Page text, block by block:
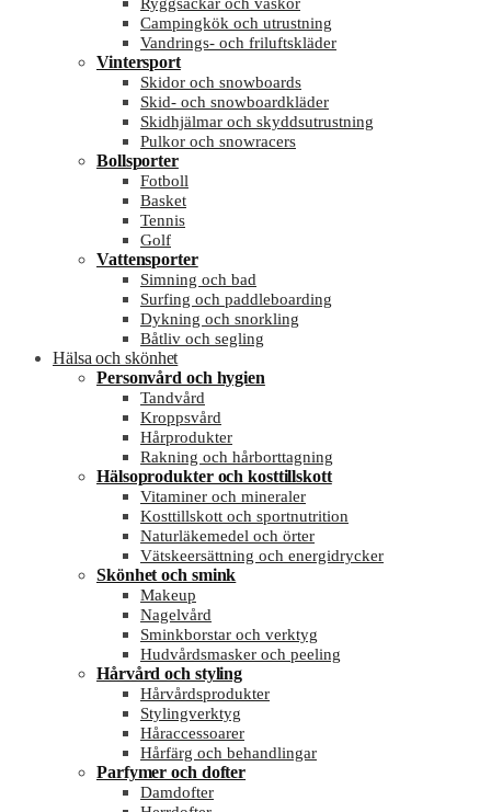
Campingkök och utrustning
Vandrings- och friluftskläder
Vintersport
Skidor och snowboards
Skid- och snowboardkläder
Skidhjälmar och skyddsutrustning
Pulkor och snowracers
Bollsporter
Fotboll
Basket
Tennis
Golf
Vattensporter
Simning och bad
Surfing och paddleboarding
Dykning och snorkling
Båtliv och segling
Hälsa och skönhet
Personvård och hygien
Tandvård
Kroppsvård
Hårprodukter
Rakning och hårborttagning
Hälsoprodukter och kosttillskott
Vitaminer och mineraler
Kosttillskott och sportnutrition
Naturläkemedel och örter
Vätskeersättning och energidrycker
Skönhet och smink
Makeup
Nagelvård
Sminkborstar och verktyg
Hudvårdsmasker och peeling
Hårvård och styling
Hårvårdsprodukter
Stylingverktyg
Håraccessoarer
Hårfärg och behandlingar
Parfymer och dofter
Damdofter